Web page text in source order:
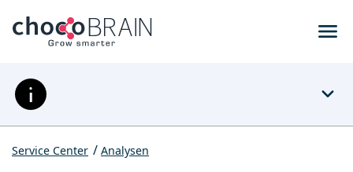
menu
expand_more
Service Center Analysen